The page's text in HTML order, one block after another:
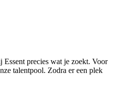
precies wat je zoekt. Voor
talentpool. Zodra er een plek